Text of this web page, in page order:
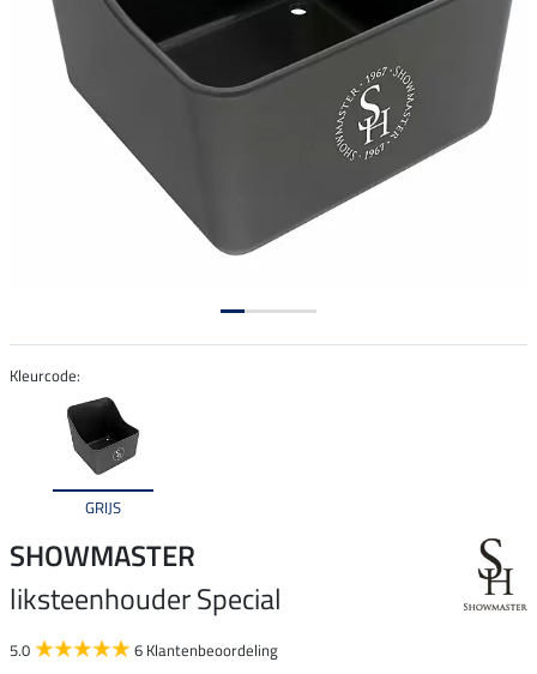
Kleurcode:
GRIJS
SHOWMASTER
liksteenhouder Special
5.0 6 Klantenbeoordeling